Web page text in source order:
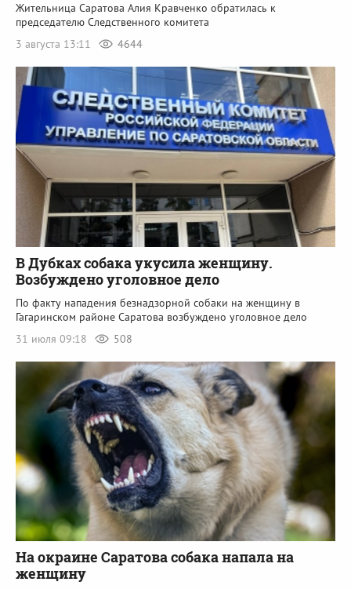
Жительница Саратова Алия Кравченко обратилась к
председателю Следственного комитета
3 августа 13:11
4644
В Дубках собака укусила женщину.
Возбуждено уголовное дело
По факту нападения безнадзорной собаки на женщину в
Гагаринском районе Саратова возбуждено уголовное дело
31 июля 09:18
508
На окраине Саратова собака напала на
женщину